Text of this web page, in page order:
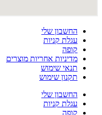
החשבון שלי
עגלת קניות
קופה
מדיניות אחריות מוצרים
תנאי שימוש
תקנון שימוש
החשבון שלי
עגלת קניות
קופה